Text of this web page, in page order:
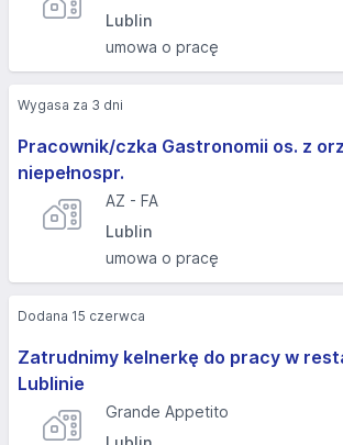
Lublin
umowa o pracę
Pracownik/czka Gastronomii os. z
niepełnospr.
AZ - FA
Lublin
umowa o pracę
Wygasa za 3 dni
Zatrudnimy kelnerkę do pracy w
Lublinie
Grande Appetito
Dodana 15 czerwca